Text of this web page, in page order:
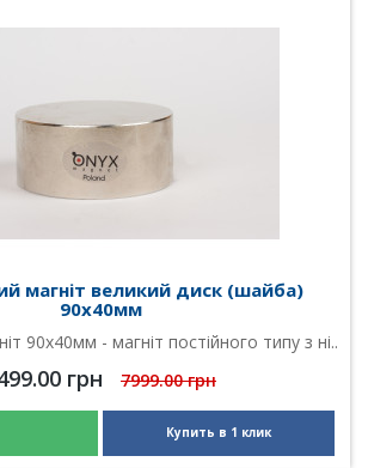
магніт великий диск (шайба)
90х40мм
90х40мм - магніт постійного типу з ні..
грн 7999.00 грн
Купить в 1 клик